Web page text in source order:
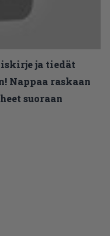
ja tiedät
Nappaa raskaan
suoraan